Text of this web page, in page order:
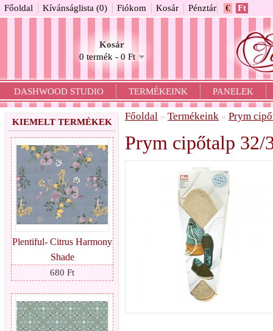
€ Ft
Kosár
0 termék - 0 Ft
Főoldal Kívánságlista (0) Fiókom Kosár Pénztár
DASHWOOD STUDIO TERMÉKEINK PANELEK
KIEMELT TERMÉKEK
Plentiful- Citrus Harmony
Shade
680 Ft
Főoldal » Termékeink » Prym
Prym cipőtalp 32/